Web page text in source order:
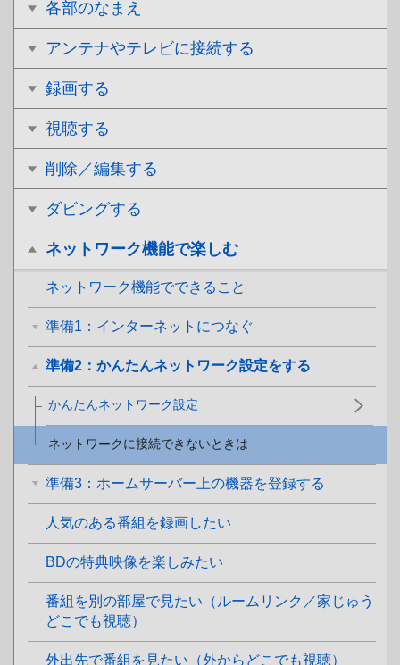
各部のなまえ
アンテナやテレビに接続する
録画する
視聴する
削除／編集する
ダビングする
ネットワーク機能で楽しむ
ネットワーク機能でできること
準備1：インターネットにつなぐ
準備2：かんたんネットワーク設定をする
かんたんネットワーク設定
ネットワークに接続できないときは
準備3：ホームサーバー上の機器を登録する
人気のある番組を録画したい
BDの特典映像を楽しみたい
番組を別の部屋で見たい（ルームリンク／家じゅう
どこでも視聴）
外出先で番組を見たい（外からどこでも視聴）